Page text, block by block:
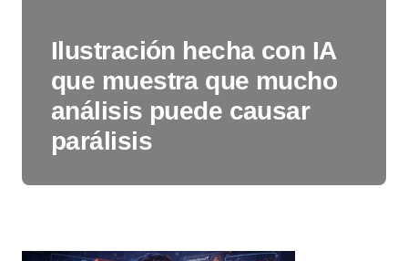
Ilustración hecha con IA
que muestra que mucho
análisis puede causar
parálisis